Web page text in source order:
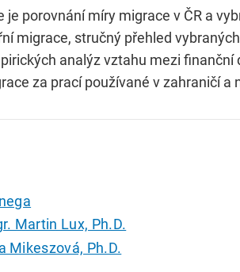
je porovnání míry migrace v ČR a
migrace, stručný přehled
analýz vztahu mezi
za prací používané v zahraničí
Martin Lux, Ph.D.
Mikeszová, Ph.D.